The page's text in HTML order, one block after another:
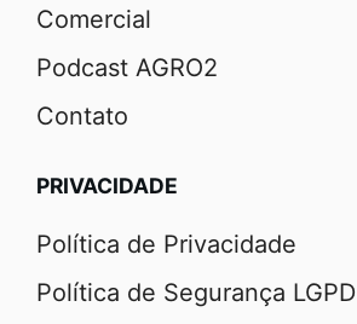
Comercial
Podcast AGRO2
Contato
PRIVACIDADE
Política de Privacidade
Política de Segurança LGPD